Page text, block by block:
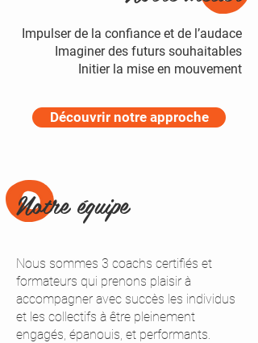
Impulser de la confiance et de l’audace
Imaginer des futurs souhaitables
Initier la mise en mouvement
Découvrir notre approche
Notre équipe
Nous sommes 3 coachs certifiés et
formateurs qui prenons plaisir à
accompagner avec succès les individus
et les collectifs à être pleinement
engagés, épanouis, et performants.